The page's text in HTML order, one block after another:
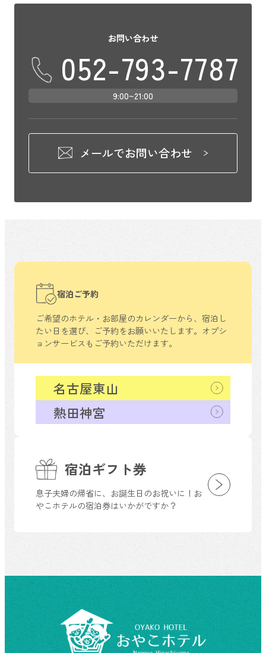
お問い合わせ
052-793-7787
9:00~21:00
メールでお問い合わせ
宿泊ギフト券
息子夫婦の帰省に、お誕生日のお祝いに！お
やこホテルの宿泊券はいかがですか？
宿泊ご予約
ご希望のホテル・お部屋のカレンダーから、 宿泊し
たい日を選び、ご予約をお願いいたします。 オプシ
ョンサービスもご予約いただけます。
熱田神宮
名古屋東山